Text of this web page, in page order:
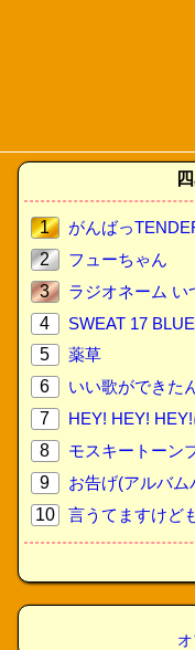
1
がんばっ
2
フューちゃん
3
ラジオネーム い
4
SWEAT 17
5
薬草
6
いい歌ができた
7
HEY! HEY!
8
モスキートーン
9
お告げ(アルバム
10
言うてますけど